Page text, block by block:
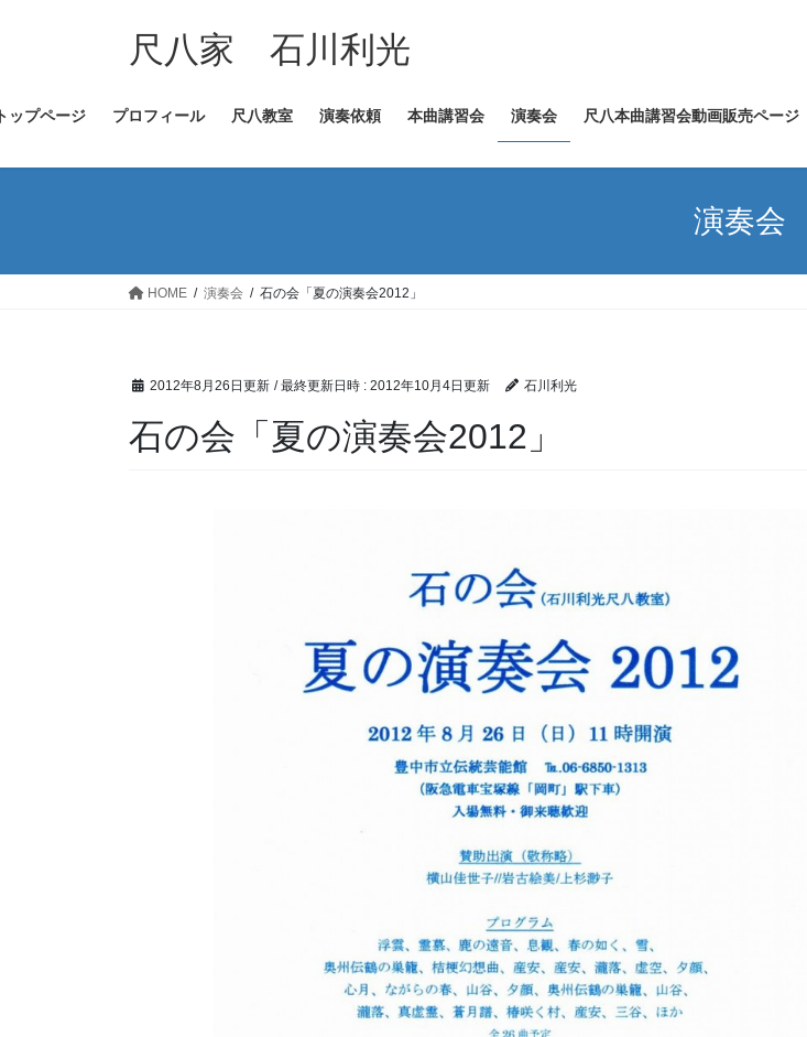
ツ
ス
シ
ン
尺八家 石川利光
ップページ プロフィール 尺八教室 演奏依頼 本曲講習会 演奏会 尺八本曲講習会動画販売ページ
演奏会
HOME 演奏会 石の会「夏の演奏会2012」
2012年8月26日更新 / 最終更新日時 : 2012年10月4日更新 石川利光
石の会「夏の演奏会2012」